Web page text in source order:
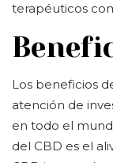
terapéuticos
Los beneficios
atención de
en todo el
del CBD es el